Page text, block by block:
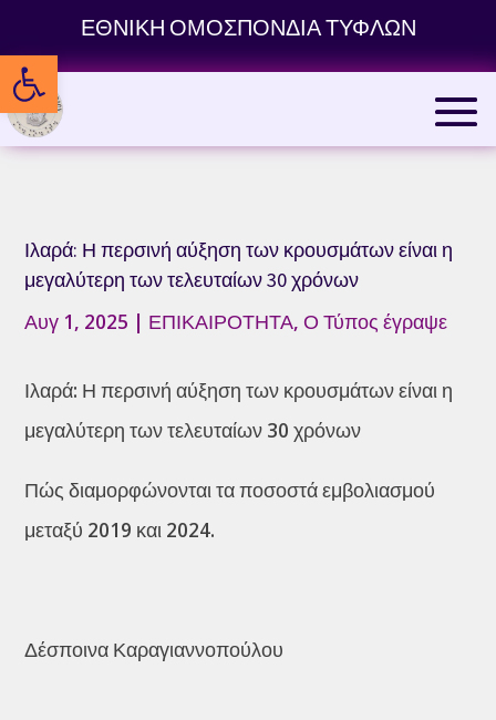
content
Ανοίξτε τη γραμμή εργαλείων
ΕΘΝΙΚΗ ΟΜΟΣΠΟΝΔΙΑ ΤΥΦΛΩΝ
Ιλαρά: Η περσινή αύξηση των κρουσμάτων είναι η
μεγαλύτερη των τελευταίων 30 χρόνων
Αυγ 1, 2025 | ΕΠΙΚΑΙΡΟΤΗΤΑ,Ο Τύπος έγραψε
Ιλαρά: Η περσινή αύξηση των κρουσμάτων είναι η
μεγαλύτερη των τελευταίων 30 χρόνων
Πώς διαμορφώνονται τα ποσοστά εμβολιασμού
μεταξύ 2019 και 2024.
Δέσποινα Καραγιαννοπούλου